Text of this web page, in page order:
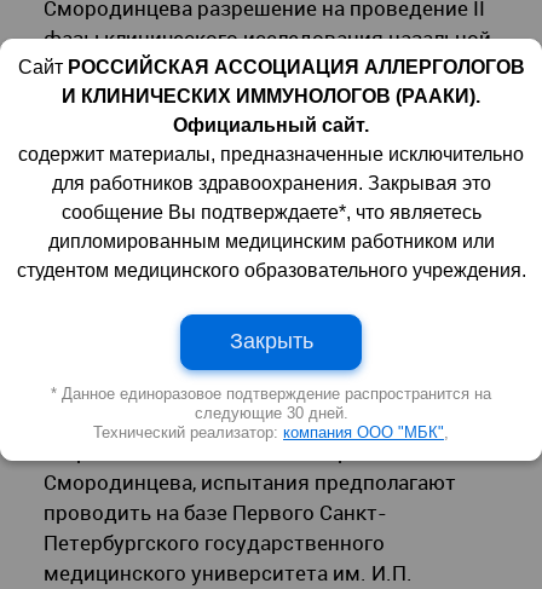
Смородинцева разрешение на проведение II
фазы клинического исследования назальной
вакцины для профилактики респираторно-
синцитиальной вирусной инфекции (РСВ).
Соответствующая запись появилась в
государственном реестре КИ 30 ноября.
Ранее институт получил разрешение на I
фазу, где оценивалась безопасность,
реактогенность и иммуногенность векторной
вакцины.
Согласно протоколу, в исследовании II фазы
должны принять участие 150 добровольцев
Смородинцева, испытания предполагают
проводить на базе Первого Санкт-
Петербургского государственного
медицинского университета им. И.П.
Сайт РОССИЙСКАЯ АССОЦИАЦИЯ АЛЛЕРГОЛОГОВ
И КЛИНИЧЕСКИХ ИММУНОЛОГОВ (РААКИ).
Официальный сайт.
содержит материалы, предназначенные исключительно
для работников здравоохранения. Закрывая это
сообщение Вы подтверждаете*, что являетесь
дипломированным медицинским работником или
студентом медицинского образовательного учреждения.
Закрыть
* Данное единоразовое подтверждение распространится на
следующие 30 дней.
Технический реализатор: компания ООО "МБК"